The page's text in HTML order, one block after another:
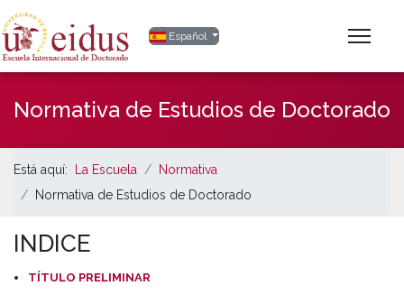
Seleccione su idioma
Español
Normativa de Estudios de Doctorado
Está aquí: La Escuela
Normativa
Normativa de Estudios de Doctorado
INDICE
TÍTULO PRELIMINAR